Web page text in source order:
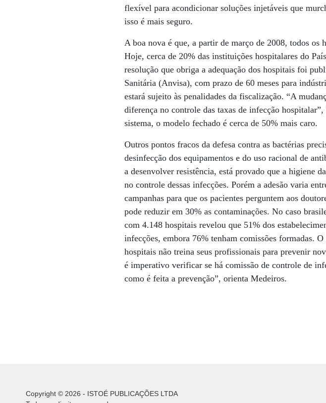
flexível para acondicionar soluções injetáveis que
isso é mais seguro.
A boa nova é que, a partir de março de 2008, todos os
Hoje, cerca de 20% das instituições hospitalares do
resolução que obriga a adequação dos hospitais foi
Sanitária (Anvisa), com prazo de 60 meses para
estará sujeito às penalidades da fiscalização. “A
diferença no controle das taxas de infecção
sistema, o modelo fechado é cerca de 50% mais caro.
Outros pontos fracos da defesa contra as bactérias
desinfecção dos equipamentos e do uso racional de
a desenvolver resistência, está provado que a higiene
no controle dessas infecções. Porém a adesão varia
campanhas para que os pacientes perguntem aos
pode reduzir em 30% as contaminações. No caso
com 4.148 hospitais revelou que 51% dos
infecções, embora 76% tenham comissões formadas.
hospitais não treina seus profissionais para prevenir
é imperativo verificar se há comissão de controle de
como é feita a prevenção”, orienta Medeiros.
Copyright © 2026 - ISTOÉ PUBLICAÇÕES LTDA